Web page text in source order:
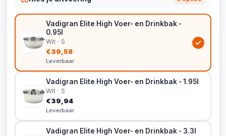
Vadigran Elite High Voer- en Drinkbak -
0.95l
Wit · S
€39,58
Leverbaar
Vadigran Elite High Voer- en Drinkbak - 1.95l
Wit · S
€39,94
Leverbaar
Vadigran Elite High Voer- en Drinkbak - 3.3l